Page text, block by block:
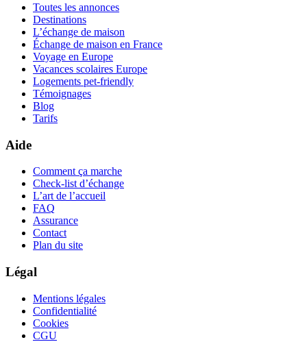
Toutes les annonces
Destinations
L’échange de maison
Échange de maison en France
Voyage en Europe
Vacances scolaires Europe
Logements pet-friendly
Témoignages
Blog
Tarifs
Aide
Comment ça marche
Check-list d’échange
L’art de l’accueil
FAQ
Assurance
Contact
Plan du site
Légal
Mentions légales
Confidentialité
Cookies
CGU